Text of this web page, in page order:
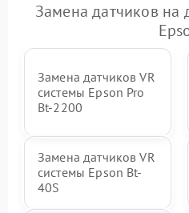
Замена датчиков на
Замена датчиков VR
системы Epson Pro
Bt-2200
Замена датчиков VR
системы Epson Bt-
40S